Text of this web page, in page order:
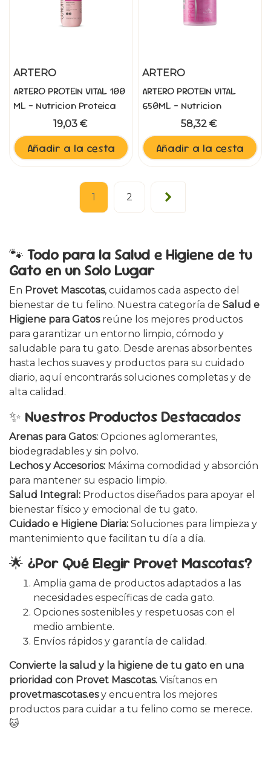
ARTERO
ARTERO PROTEIN VITAL 100
ML - Nutricion Proteica
19,03 €
Añadir a la cesta
ARTERO
ARTERO PROTEIN VITAL
650ML - Nutricion
Proteica Intensiva
58,32 €
Añadir a la cesta
1 2
🐾 Todo para la Salud e Higiene de tu
Gato en un Solo Lugar
En Provet Mascotas, cuidamos cada aspecto del
bienestar de tu felino. Nuestra categoría de Salud e
Higiene para Gatosreúne los mejores productos
para garantizar un entorno limpio, cómodo y
saludable para tu gato. Desde arenas absorbentes
hasta lechos suaves y productos para su cuidado
diario, aquí encontrarás soluciones completas y de
alta calidad.
✨ Nuestros Productos Destacados
Arenas para Gatos: Opciones aglomerantes,
biodegradables y sin polvo.
Lechos y Accesorios: Máxima comodidad y absorción
para mantener su espacio limpio.
Salud Integral: Productos diseñados para apoyar el
bienestar físico y emocional de tu gato.
Cuidado e Higiene Diaria: Soluciones para limpieza y
mantenimiento que facilitan tu día a día.
🌟 ¿Por Qué Elegir Provet Mascotas?
Amplia gama de productos adaptados a las
necesidades específicas de cada gato.
Opciones sostenibles y respetuosas con el
medio ambiente.
Envíos rápidos y garantía de calidad.
Convierte la salud y la higiene de tu gato en una
prioridad con Provet Mascotas. Visítanos en
provetmascotas.esy encuentra los mejores
productos para cuidar a tu felino como se merece.
🐱